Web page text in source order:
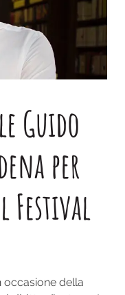
Guido
per
Festival
occasione della